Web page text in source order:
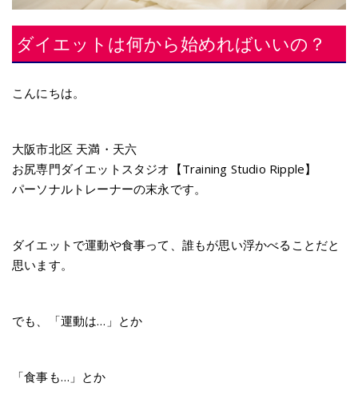
ダイエットは何から始めればいいの？
こんにちは。
大阪市北区 天満・天六
お尻専門ダイエットスタジオ【Training Studio Ripple】
パーソナルトレーナーの末永です。
ダイエットで運動や食事って、誰もが思い浮かべることだと
思います。
でも、「運動は…」とか
「食事も…」とか